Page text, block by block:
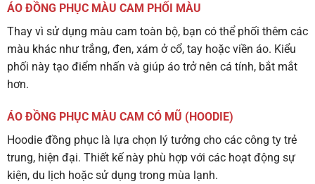
ÁO ĐỒNG PHỤC MÀU CAM PHỐI MÀU
Thay vì sử dụng màu cam toàn bộ, bạn có thể phối thêm các
màu khác như trắng, đen, xám ở cổ, tay hoặc viền áo. Kiểu
phối này tạo điểm nhấn và giúp áo trở nên cá tính, bắt mắt
hơn.
ÁO ĐỒNG PHỤC MÀU CAM CÓ MŨ (HOODIE)
Hoodie đồng phục là lựa chọn lý tưởng cho các công ty trẻ
trung, hiện đại. Thiết kế này phù hợp với các hoạt động sự
kiện, du lịch hoặc sử dụng trong mùa lạnh.